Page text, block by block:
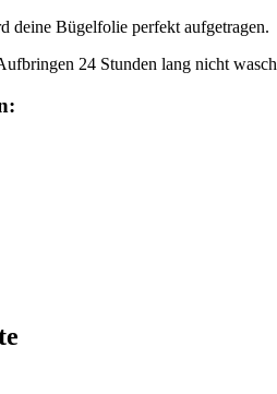
deine Bügelfolie perfekt aufgetragen.
24 Stunden lang nicht